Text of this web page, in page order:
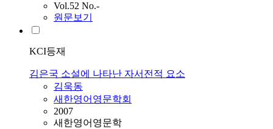
Vol.52 No.-
원문보기
KCI등재
김은국 소설에 나타난 자서전적 요소
김욱동
새한영어영문학회
2007
새한영어영문학